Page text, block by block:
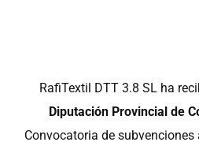
RafiTextil DTT 3.8 SL ha
Diputación Provincial de
Convocatoria de